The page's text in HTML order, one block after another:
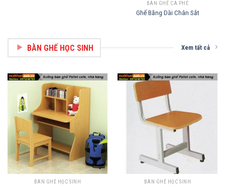
BÀN GHẾ CÀ PHÊ
Ghế Băng Dài Chân Sắt
BÀN GHẾ HỌC SINH Xem tất cả
BÀN GHẾ HỌC SINH BÀN GHẾ HỌC SINH